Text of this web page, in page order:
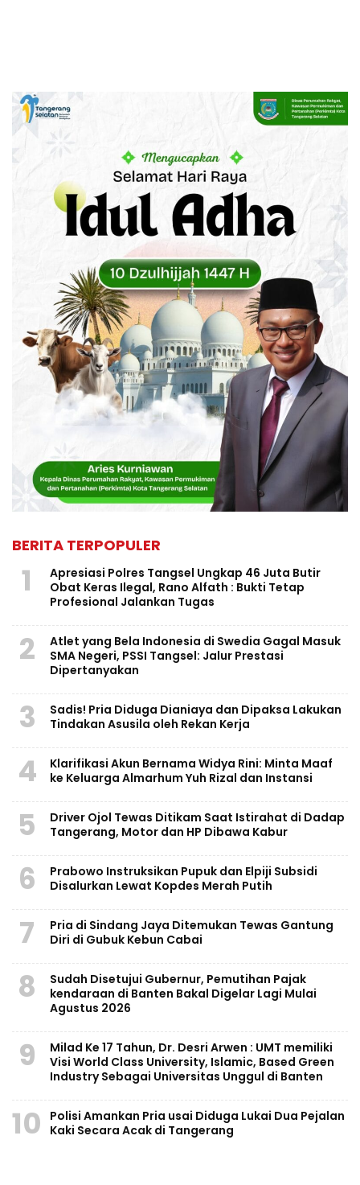
BERITA TERPOPULER
1
Apresiasi Polres Tangsel Ungkap 46 Juta Butir
Obat Keras Ilegal, Rano Alfath : Bukti Tetap
Profesional Jalankan Tugas
2
Atlet yang Bela Indonesia di Swedia Gagal Masuk
SMA Negeri, PSSI Tangsel: Jalur Prestasi
Dipertanyakan
3
Sadis! Pria Diduga Dianiaya dan Dipaksa Lakukan
Tindakan Asusila oleh Rekan Kerja
4
Klarifikasi Akun Bernama Widya Rini: Minta Maaf
ke Keluarga Almarhum Yuh Rizal dan Instansi
5
Driver Ojol Tewas Ditikam Saat Istirahat di Dadap
Tangerang, Motor dan HP Dibawa Kabur
6
Prabowo Instruksikan Pupuk dan Elpiji Subsidi
Disalurkan Lewat Kopdes Merah Putih
7
Pria di Sindang Jaya Ditemukan Tewas Gantung
Diri di Gubuk Kebun Cabai
8
Sudah Disetujui Gubernur, Pemutihan Pajak
kendaraan di Banten Bakal Digelar Lagi Mulai
Agustus 2026
9
Milad Ke 17 Tahun, Dr. Desri Arwen : UMT memiliki
Visi World Class University, Islamic, Based Green
Industry Sebagai Universitas Unggul di Banten
10
Polisi Amankan Pria usai Diduga Lukai Dua Pejalan
Kaki Secara Acak di Tangerang